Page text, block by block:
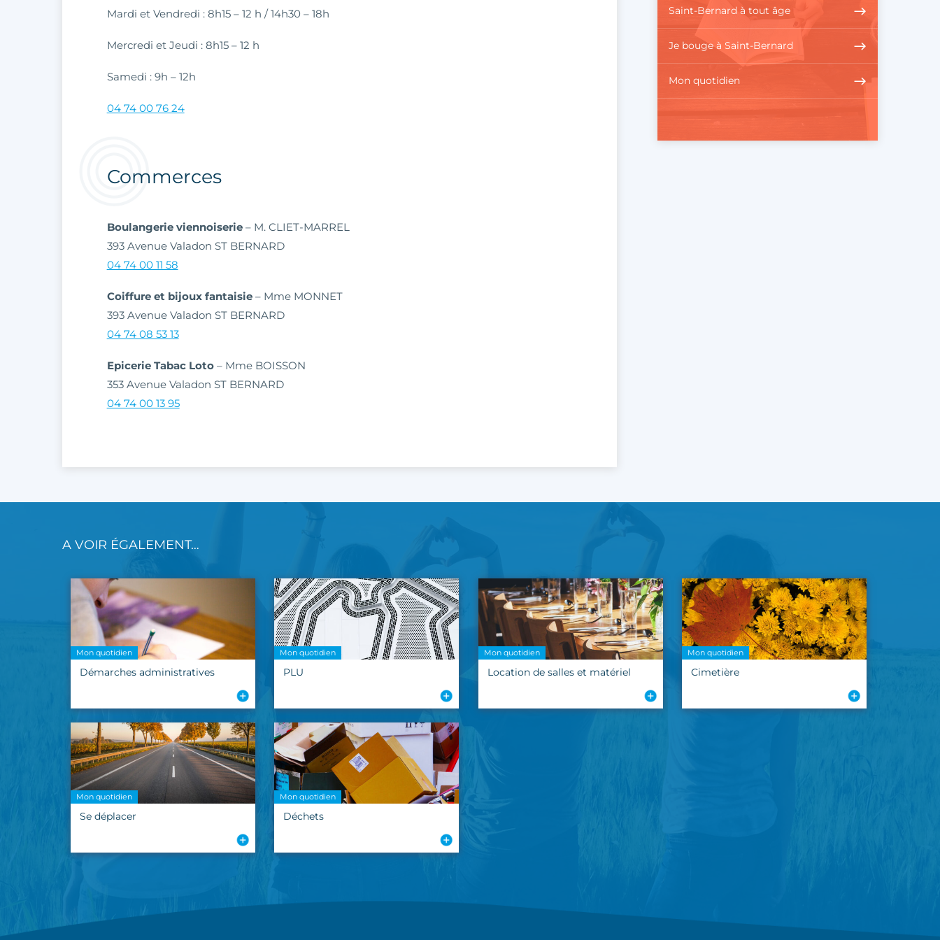
Mardi et Vendredi : 8h15 – 12 h / 14h30 – 18h
Mercredi et Jeudi : 8h15 – 12 h
Samedi : 9h – 12h
04 74 00 76 24
Commerces
Boulangerie viennoiserie– M. CLIET-MARREL
393 Avenue Valadon ST BERNARD
04 74 00 11 58
Coiffure et bijoux fantaisie– Mme MONNET
393 Avenue Valadon ST BERNARD
04 74 08 53 13
Epicerie Tabac Loto– Mme BOISSON
353 Avenue Valadon ST BERNARD
04 74 00 13 95
Saint-Bernard à tout âge
Je bouge à Saint-Bernard
Mon quotidien
A VOIR ÉGALEMENT…
Mon quotidien
Démarches administratives
Mon quotidien
PLU
Mon quotidien
Location de salles et matériel
Mon quotidien
Cimetière
Mon quotidien
Se déplacer
Mon quotidien
Déchets